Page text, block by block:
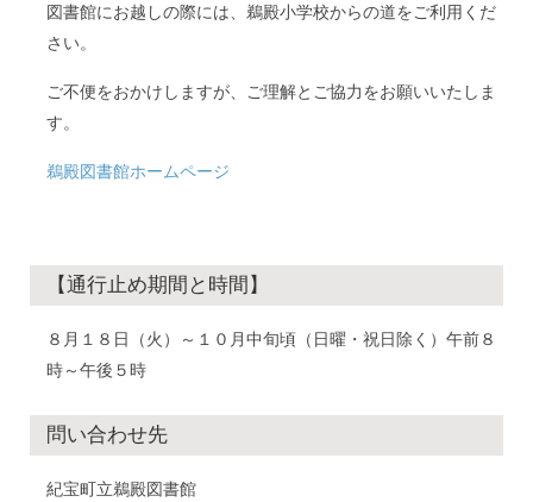
図書館にお越しの際には、鵜殿小学校からの道をご利用くだ
さい。
ご不便をおかけしますが、ご理解とご協力をお願いいたしま
す。
鵜殿図書館ホームページ
【通行止め期間と時間】
８月１８日（火）～１０月中旬頃（日曜・祝日除く）午前８
時～午後５時
問い合わせ先
紀宝町立鵜殿図書館